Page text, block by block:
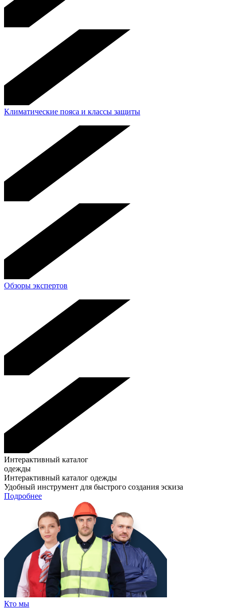
Климатические пояса и классы защиты
Обзоры экспертов
Интерактивный каталог
одежды
Интерактивный каталог одежды
Удобный инструмент для быстрого создания эскиза
Подробнее
Кто мы